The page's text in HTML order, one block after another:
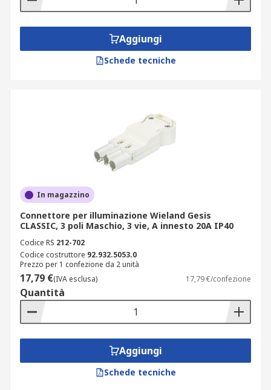
Aggiungi
Schede tecniche
In magazzino
Connettore per illuminazione Wieland Gesis
CLASSIC, 3 poli Maschio, 3 vie, A innesto 20A IP40
Codice RS 212-702
Codice costruttore 92.932.5053.0
Prezzo per 1 confezione da 2 unità
17,79 €(IVA esclusa) 17,79 €/confezione
Quantità
Aggiungi
Schede tecniche